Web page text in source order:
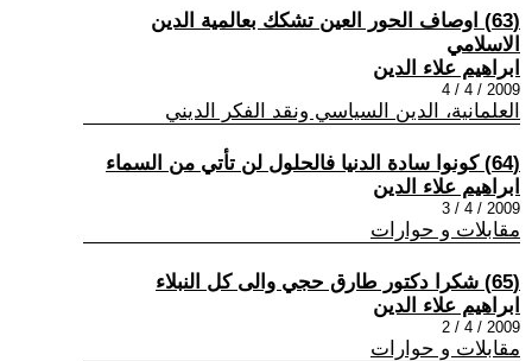
(63) اوصاف الحور العين تشكك بعالمية الدين
الاسلامي
ابراهيم علاء الدين
2009 / 4 / 4
العلمانية، الدين السياسي ونقد الفكر الديني
(64) كونوا سادة الدنيا فالحلول لن تأتي من السماء
ابراهيم علاء الدين
2009 / 4 / 3
مقابلات و حوارات
(65) شكرا دكتور طارق حجي والى كل النبلاء
ابراهيم علاء الدين
2009 / 4 / 2
مقابلات و حوارات